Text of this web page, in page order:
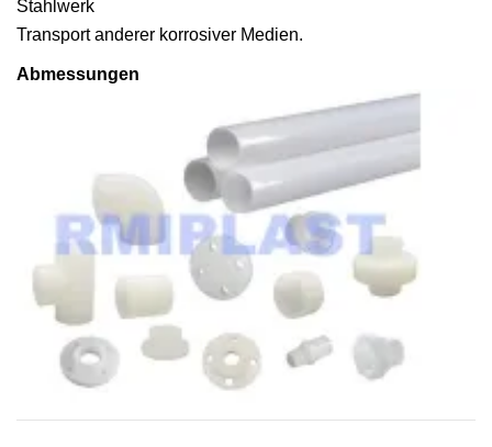
Stahlwerk
Transport anderer korrosiver Medien.
Abmessungen